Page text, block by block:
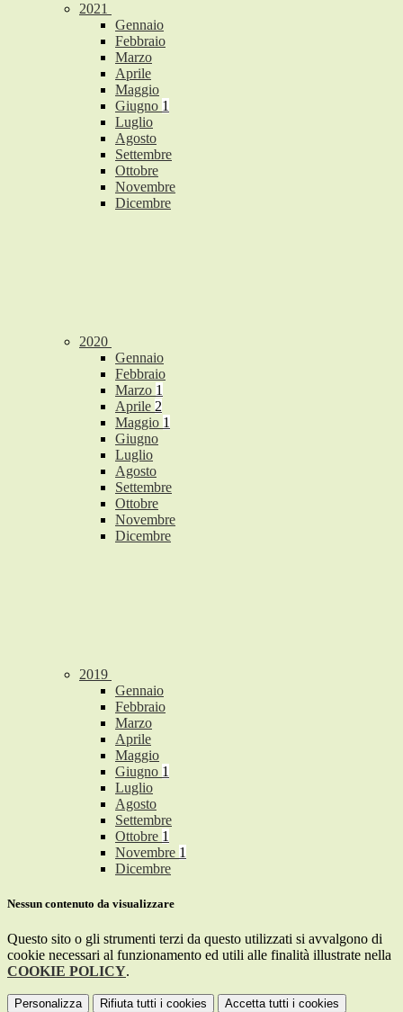
2021
Gennaio
Febbraio
Marzo
Aprile
Maggio
Giugno 1
Luglio
Agosto
Settembre
Ottobre
Novembre
Dicembre
2020
Gennaio
Febbraio
Marzo 1
Aprile 2
Maggio 1
Giugno
Luglio
Agosto
Settembre
Ottobre
Novembre
Dicembre
2019
Gennaio
Febbraio
Marzo
Aprile
Maggio
Giugno 1
Luglio
Agosto
Settembre
Ottobre 1
Novembre 1
Dicembre
Nessun contenuto da visualizzare
Questo sito o gli strumenti terzi da questo utilizzati si avvalgono di
cookie necessari al funzionamento ed utili alle finalità illustrate nella
COOKIE POLICY.
Personalizza Rifiuta tutti i cookies Accetta tutti i cookies